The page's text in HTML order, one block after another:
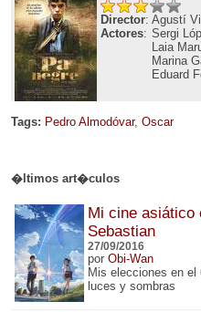
Director: Agustí
Actores: Sergi
Laia
Marina
Eduard
Tags: Pedro Almodóvar,Oscar
�ltimos art�culos
Mi cine asiático
Sebastian
27/09/2016
porObi-Wan
Mis elecciones en
luces y sombras